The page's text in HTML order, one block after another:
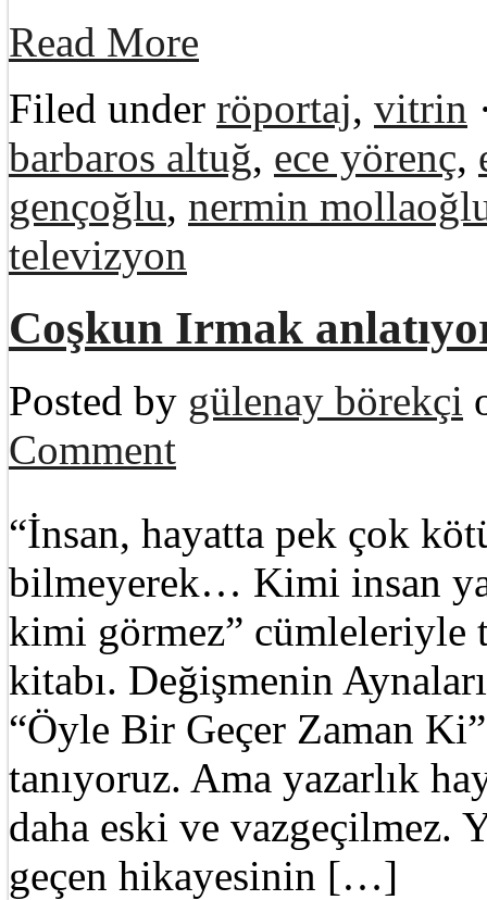
Read More
Filed under röportaj, vitrin
barbaros altuğ, ece yörenç,
gençoğlu, nermin
televizyon
Coşkun Irmak
Posted by gülenay börekçi
Comment
“İnsan, hayatta pek çok
bilmeyerek… Kimi insan
kimi görmez” cümleleriyle
kitabı. Değişmenin
“Öyle Bir Geçer Zaman
tanıyoruz. Ama yazarlık
daha eski ve vazgeçilmez.
geçen hikayesinin […]